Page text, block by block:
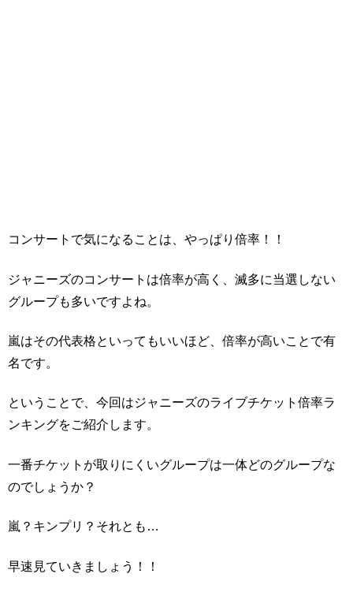
コンサートで気になることは、やっぱり倍率！！
ジャニーズのコンサートは倍率が高く、滅多に当選しない
グループも多いですよね。
嵐はその代表格といってもいいほど、倍率が高いことで有
名です。
ということで、今回はジャニーズのライブチケット倍率ラ
ンキングをご紹介します。
一番チケットが取りにくいグループは一体どのグループな
のでしょうか？
嵐？キンプリ？それとも…
早速見ていきましょう！！